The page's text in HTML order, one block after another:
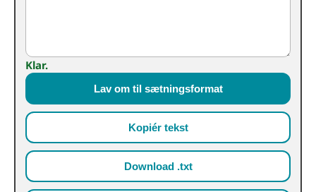
Klar.
Lav om til sætningsformat
Kopiér tekst
Download .txt